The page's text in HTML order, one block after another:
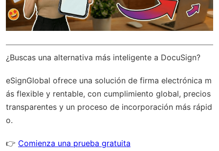
¿Buscas una alternativa más inteligente a DocuSign?
eSignGlobal ofrece una solución de firma electrónica m
ás flexible y rentable, con cumplimiento global, precios
transparentes y un proceso de incorporación más rápid
o.
👉 Comienza una prueba gratuita